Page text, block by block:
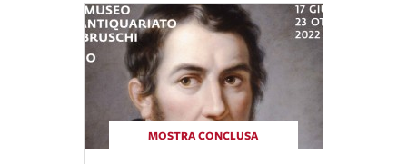
MOSTRA CONCLUSA